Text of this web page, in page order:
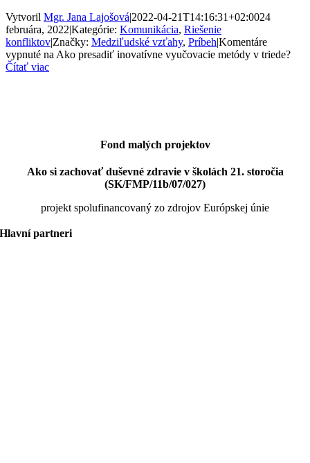
Vytvoril Mgr. Jana Lajošová|2022-04-21T14:16:31+02:0024
februára, 2022|Kategórie: Komunikácia, Riešenie
konfliktov|Značky: Medziľudské vzťahy, Príbeh|Komentáre
vypnuté na Ako presadiť inovatívne vyučovacie metódy v triede?
Čítať viac
Fond malých projektov
Ako si zachovať duševné zdravie v školách 21. storočia
(SK/FMP/11b/07/027)
projekt spolufinancovaný zo zdrojov Európskej únie
Hlavní partneri